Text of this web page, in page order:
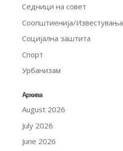
Седници на совет
Соопштиенија/Известувања
Социјална заштита
Спорт
Урбанизам
Архива
August 2026
July 2026
June 2026